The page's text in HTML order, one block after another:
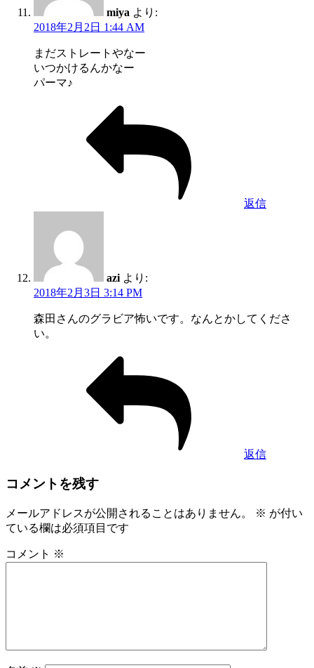
miya より:
2018年2月2日 1:44 AM
まだストレートやなー
いつかけるんかなー
パーマ♪
返信
azi より:
2018年2月3日 3:14 PM
森田さんのグラビア怖いです。なんとかしてくださ
い。
返信
コメントを残す
メールアドレスが公開されることはありません。 ※ が付い
ている欄は必須項目です
コメント ※